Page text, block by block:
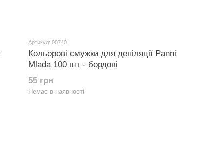
Артикул: 00740
Кольорові смужки для депіляції Panni
Mlada 100 шт - бордові
55 грн
Немає в наявності